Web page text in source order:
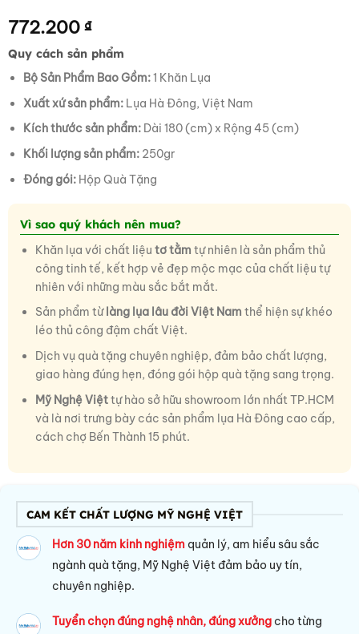
772.200 ₫
Quy cách sản phẩm
Bộ Sản Phẩm Bao Gồm:1 Khăn Lụa
Xuất xứ sản phẩm:Lụa Hà Đông, Việt Nam
Kích thước sản phẩm:Dài 180 (cm) x Rộng 45 (cm)
Khối lượng sản phẩm:250gr
Đóng gói:Hộp Quà Tặng
Vì sao quý khách nên mua?
Khăn lụa với chất liệu tơ tằm tự nhiên là sản phẩm thủ
công tinh tế, kết hợp vẻ đẹp mộc mạc của chất liệu tự
nhiên với những màu sắc bắt mắt.
Sản phẩm từlàng lụa lâu đời Việt Nam thể hiện sự khéo
léo thủ công đậm chất Việt.
Dịch vụ quà tặng chuyên nghiệp, đảm bảo chất lượng,
giao hàng đúng hẹn, đóng gói hộp quà tặng sang trọng.
Mỹ Nghệ Việttự hào sở hữu showroom lớn nhất TP.HCM
và là nơi trưng bày các sản phẩm lụa Hà Đông cao cấp,
cách chợ Bến Thành 15 phút.
CAM KẾT CHẤT LƯỢNG MỸ NGHỆ VIỆT
Hơn 30 năm kinh nghiệm quản lý, am hiểu sâu sắc
ngành quà tặng, Mỹ Nghệ Việt đảm bảo uy tín,
chuyên nghiệp.
Tuyển chọn đúng nghệ nhân, đúng xưởng cho từng